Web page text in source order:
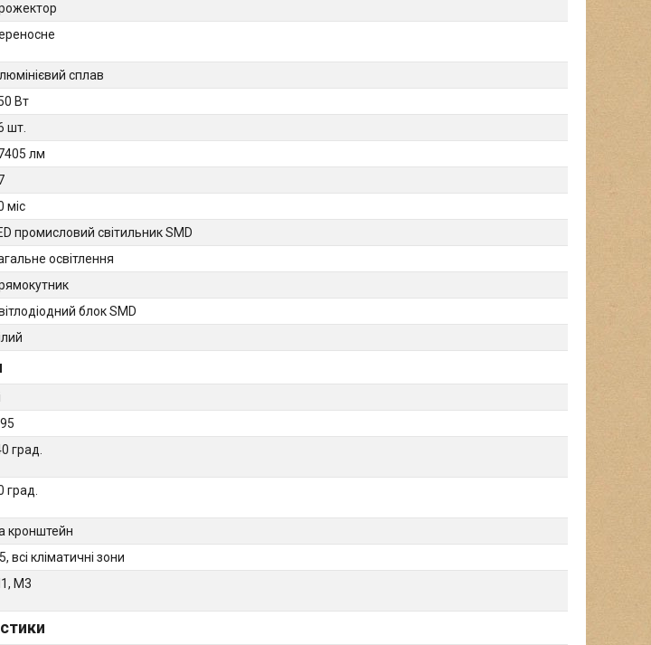
сплав
Вт
шт.
лм
міс
промисловий світильник SMD
освітлення
блок SMD
град.
град.
кронштейн
всі кліматичні зони
М3